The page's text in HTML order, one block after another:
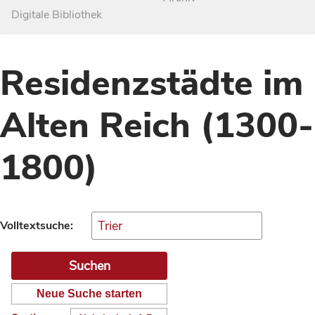
Digitale Bibliothek
Residenzstädte im
Alten Reich (1300-
1800)
Volltextsuche:
Neue Suche starten